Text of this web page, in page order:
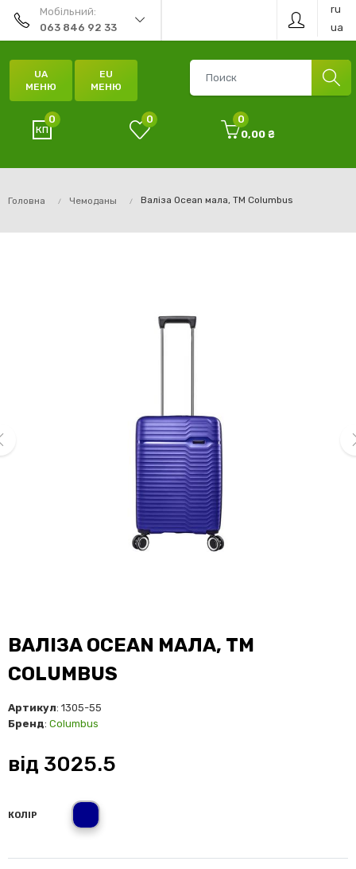
Мобільний:
063 846 92 33
ru
ua
UA
МЕНЮ
EU
МЕНЮ
0 0
0
0,00 ₴
Головна Чемоданы Валіза Ocean мала, ТМ Columbus
ВАЛІЗА OCEAN МАЛА, ТМ
COLUMBUS
Артикул: 1305-55
Бренд: Columbus
від 3025.5
КОЛІР
темно-синій